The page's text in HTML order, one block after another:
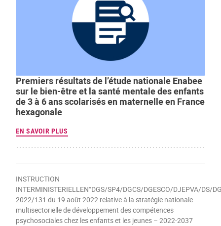
Premiers résultats de l’étude nationale Enabee
sur le bien-être et la santé mentale des enfants
de 3 à 6 ans scolarisés en maternelle en France
hexagonale
EN SAVOIR PLUS
INSTRUCTION
INTERMINISTERIELLEN°DGS/SP4/DGCS/DGESCO/DJEPVA/DS/
2022/131 du 19 août 2022 relative à la stratégie nationale
multisectorielle de développement des compétences
psychosociales chez les enfants et les jeunes – 2022-2037